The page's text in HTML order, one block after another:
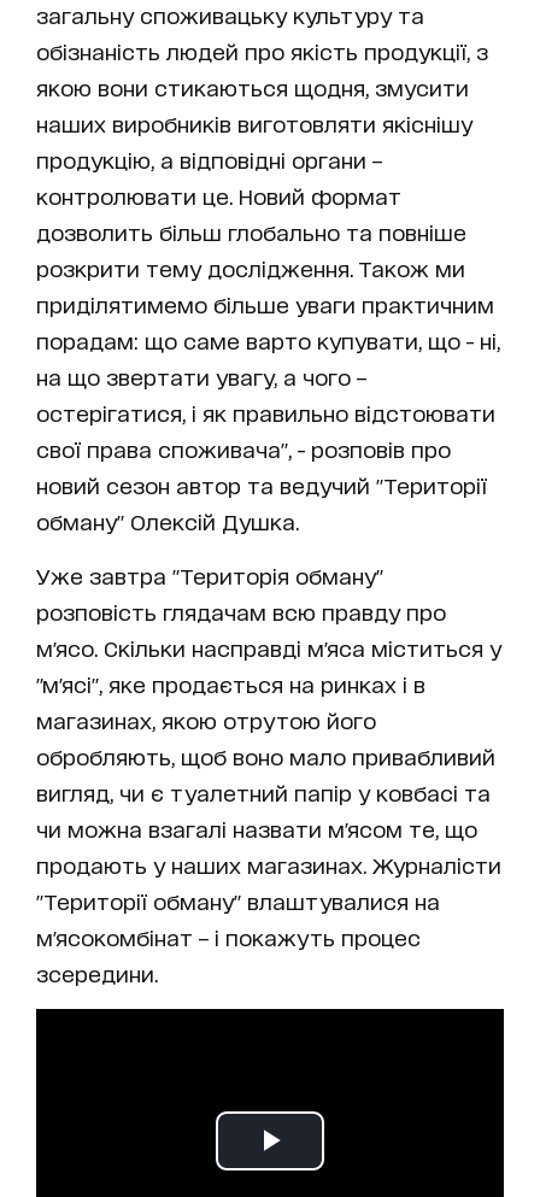
загальну споживацьку культуру та
обізнаність людей про якість продукції, з
якою вони стикаються щодня, змусити
наших виробників виготовляти якіснішу
продукцію, а відповідні органи –
контролювати це. Новий формат
дозволить більш глобально та повніше
розкрити тему дослідження. Також ми
приділятимемо більше уваги практичним
порадам: що саме варто купувати, що - ні,
на що звертати увагу, а чого –
остерігатися, і як правильно відстоювати
свої права споживача", - розповів про
новий сезон автор та ведучий "Території
обману" Олексій Душка.
Уже завтра "Територія обману"
розповість глядачам всю правду про
м'ясо. Скільки насправді м'яса міститься у
"м'ясі", яке продається на ринках і в
магазинах, якою отрутою його
обробляють, щоб воно мало привабливий
вигляд, чи є туалетний папір у ковбасі та
чи можна взагалі назвати м'ясом те, що
продають у наших магазинах. Журналісти
"Території обману" влаштувалися на
м'ясокомбінат – і покажуть процес
зсередини.